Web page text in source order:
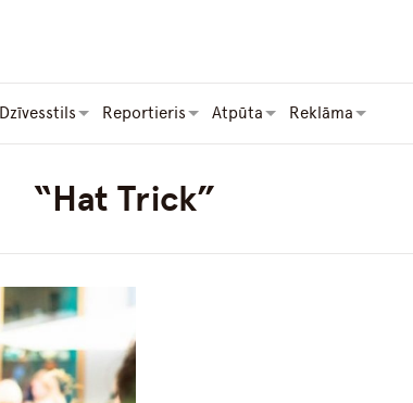
Dzīvesstils Reportieris Atpūta Reklāma
“Hat Trick”